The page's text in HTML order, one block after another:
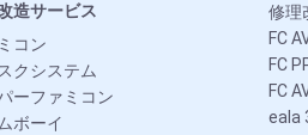
造サービス
コン
クシステム
ーファミコン
ボーイ
修理
FC
FC
FC
eala